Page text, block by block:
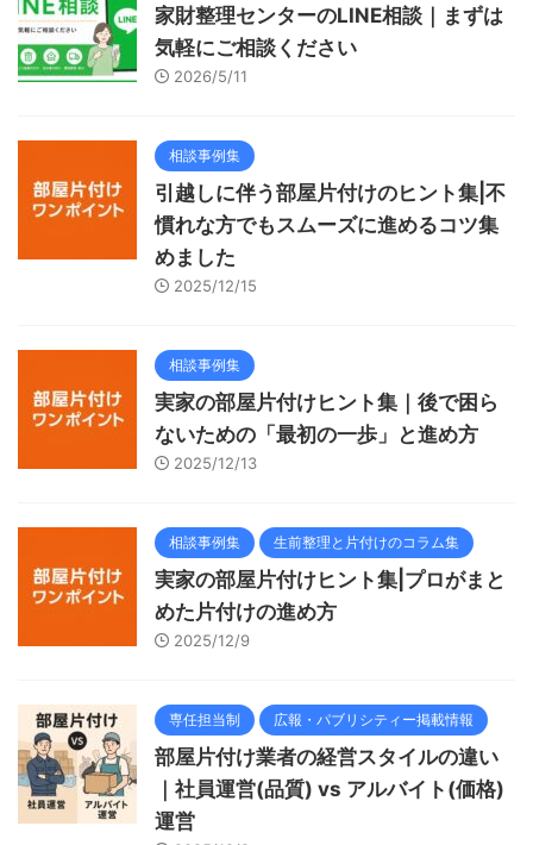
家財整理センターのLINE相談｜まずは
気軽にご相談ください
2026/5/11
相談事例集
引越しに伴う部屋片付けのヒント集|不
慣れな方でもスムーズに進めるコツ集
めました
2025/12/15
相談事例集
実家の部屋片付けヒント集｜後で困ら
ないための「最初の一歩」と進め方
2025/12/13
相談事例集 生前整理と片付けのコラム集
実家の部屋片付けヒント集|プロがまと
めた片付けの進め方
2025/12/9
専任担当制 広報・パブリシティー掲載情報
部屋片付け業者の経営スタイルの違い
｜社員運営(品質) vs アルバイト(価格)
運営